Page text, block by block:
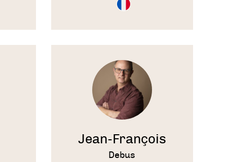
en
Voir
Jean-François
Debus